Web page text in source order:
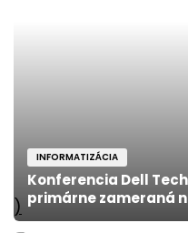
)
INFORMATIZÁCIA
Konferencia Dell
primárne zameraná